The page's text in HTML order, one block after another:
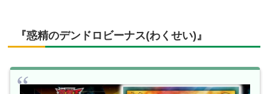
『惑精のデンドロビーナス(わくせい)』